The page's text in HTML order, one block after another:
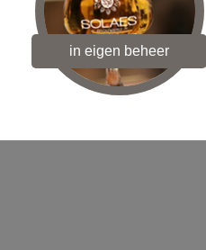
in eigen beheer